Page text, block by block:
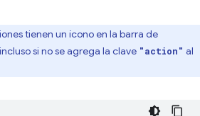
tienen un ícono en la barra de
si no se agrega la clave "action" al